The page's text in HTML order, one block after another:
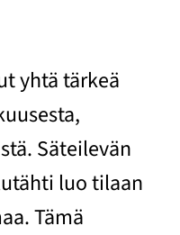
yhtä tärkeä
Säteilevän
luo tilaan
Tämä